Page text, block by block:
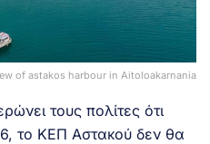
of astakos harbour in Aitoloakarnania
τους πολίτες ότι
το ΚΕΠ Αστακού δεν θα